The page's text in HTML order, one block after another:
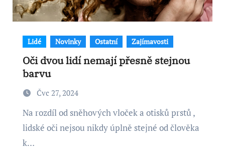
Lidé Novinky Ostatní Zajímavosti
Oči dvou lidí nemají přesně stejnou
barvu
Čvc 27, 2024
Na rozdíl od sněhových vloček a otisků prstů ,
lidské oči nejsou nikdy úplně stejné od člověka
k…